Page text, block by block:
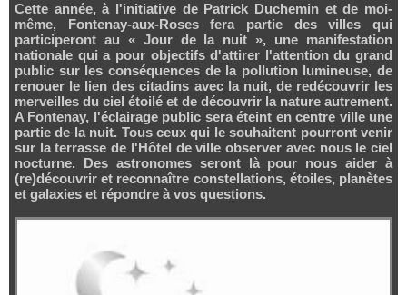
Cette année, à l'initiative de Patrick Duchemin et de moi-
même, Fontenay-aux-Roses fera partie des villes qui
participeront au « Jour de la nuit », une manifestation
nationale qui a pour objectifs d'attirer l'attention du grand
public sur les conséquences de la pollution lumineuse, de
renouer le lien des citadins avec la nuit, de redécouvrir les
merveilles du ciel étoilé et de découvrir la nature autrement.
A Fontenay, l'éclairage public sera éteint en centre ville une
partie de la nuit. Tous ceux qui le souhaitent pourront venir
sur la terrasse de l'Hôtel de ville observer avec nous le ciel
nocturne. Des astronomes seront là pour nous aider à
(re)découvrir et reconnaître constellations, étoiles, planètes
et galaxies et répondre à vos questions.